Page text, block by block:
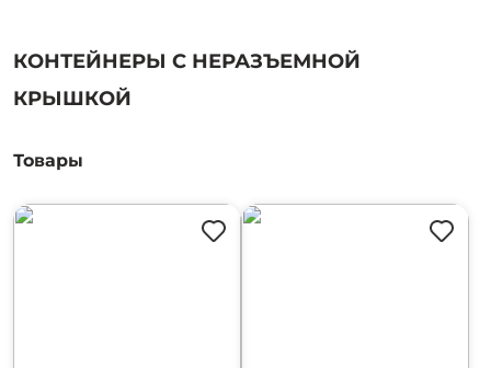
КОНТЕЙНЕРЫ С НЕРАЗЪЕМНОЙ
КРЫШКОЙ
Товары